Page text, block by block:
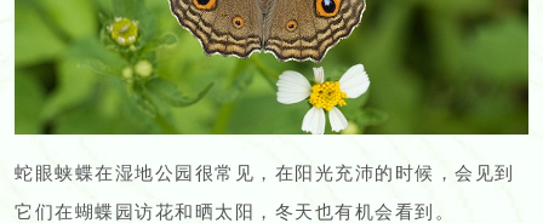
蛇眼蛱蝶在湿地公园很常见，在阳光充沛的时候，会见到
它们在蝴蝶园访花和晒太阳，冬天也有机会看到。